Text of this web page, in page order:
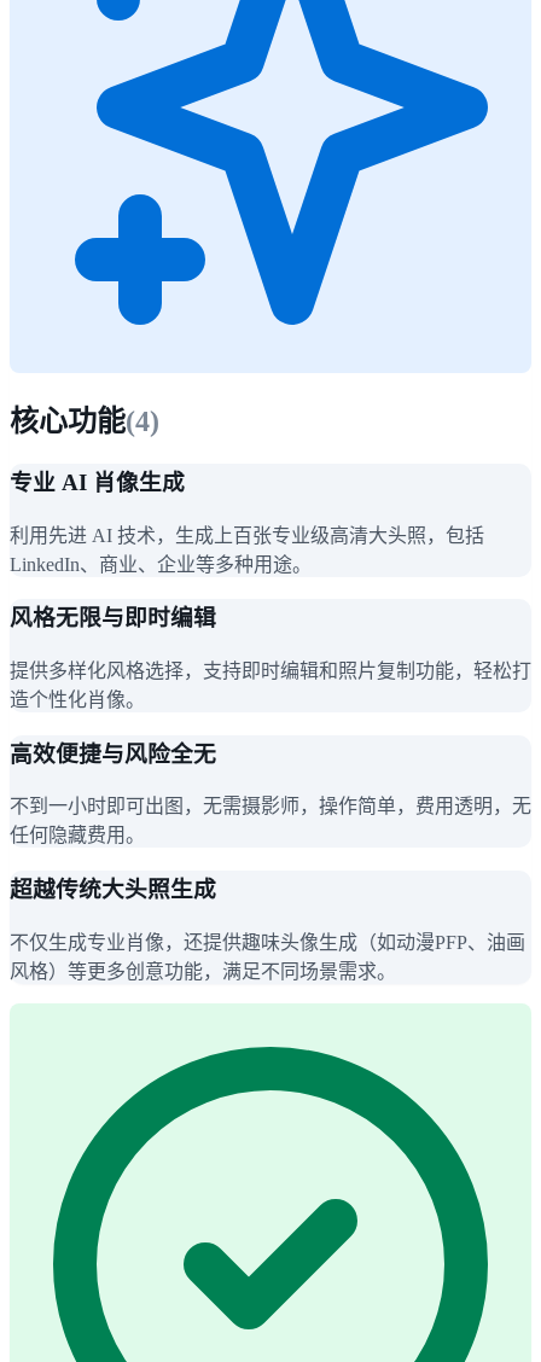
核心功能(4)
专业 AI 肖像生成
利用先进 AI 技术，生成上百张专业级高清大头照，包括
LinkedIn、商业、企业等多种用途。
风格无限与即时编辑
提供多样化风格选择，支持即时编辑和照片复制功能，轻松打
造个性化肖像。
高效便捷与风险全无
不到一小时即可出图，无需摄影师，操作简单，费用透明，无
任何隐藏费用。
超越传统大头照生成
不仅生成专业肖像，还提供趣味头像生成（如动漫PFP、油画
风格）等更多创意功能，满足不同场景需求。